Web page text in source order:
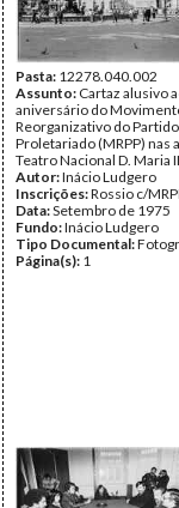
Pasta: 12278.040.002
Assunto: Cartaz alusivo
aniversário do
Reorganizativo do
Proletariado (MRPP) nas
Teatro Nacional D. Maria
Autor:Inácio Ludgero
Inscrições:Rossio c/
Data:Setembro de 1975
Fundo:Inácio Ludgero
Tipo Documental:
Página(s): 1